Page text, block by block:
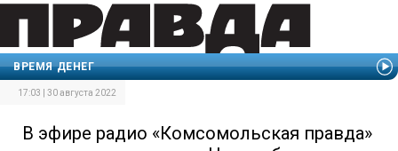
ВРЕМЯ ДЕНЕГ
17:03 | 30 августа 2022
В эфире радио «Комсомольская правда»